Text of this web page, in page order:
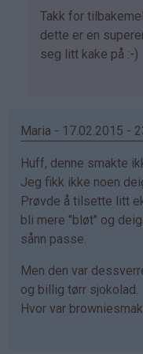
Som
svar
på
bekreftet)
Takk for
dette er en
seg litt kake på :-)
Maria - 17.02.2015 -
Huff, denne smakte
Jeg fikk ikke noen
Prøvde å tilsette litt
bli mere "bløt" og
sånn passe.
Men den var
og billig tørr sjokolad.
Hvor var